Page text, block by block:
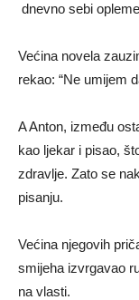
dnevno sebi
Većina novela
rekao: “Ne umijem
A Anton, između
kao ljekar i pisao,
zdravlje. Zato se
pisanju.
Većina njegovih
smijeha izvrgavao
na vlasti.